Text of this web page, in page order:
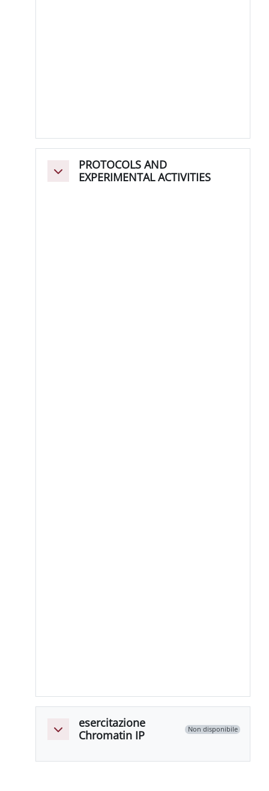
Minimizza
PROTOCOLS AND
EXPERIMENTAL ACTIVITIES
Minimizza
esercitazione
Chromatin IP
Non disponibile